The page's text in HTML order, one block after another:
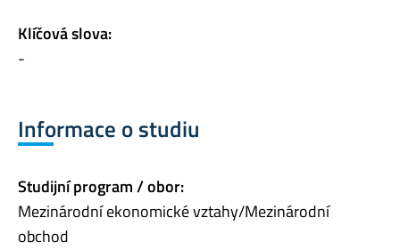
Klíčová slova:
-
Informace o studiu
Studijní program / obor:
Mezinárodní ekonomické vztahy/Mezinárodní
obchod